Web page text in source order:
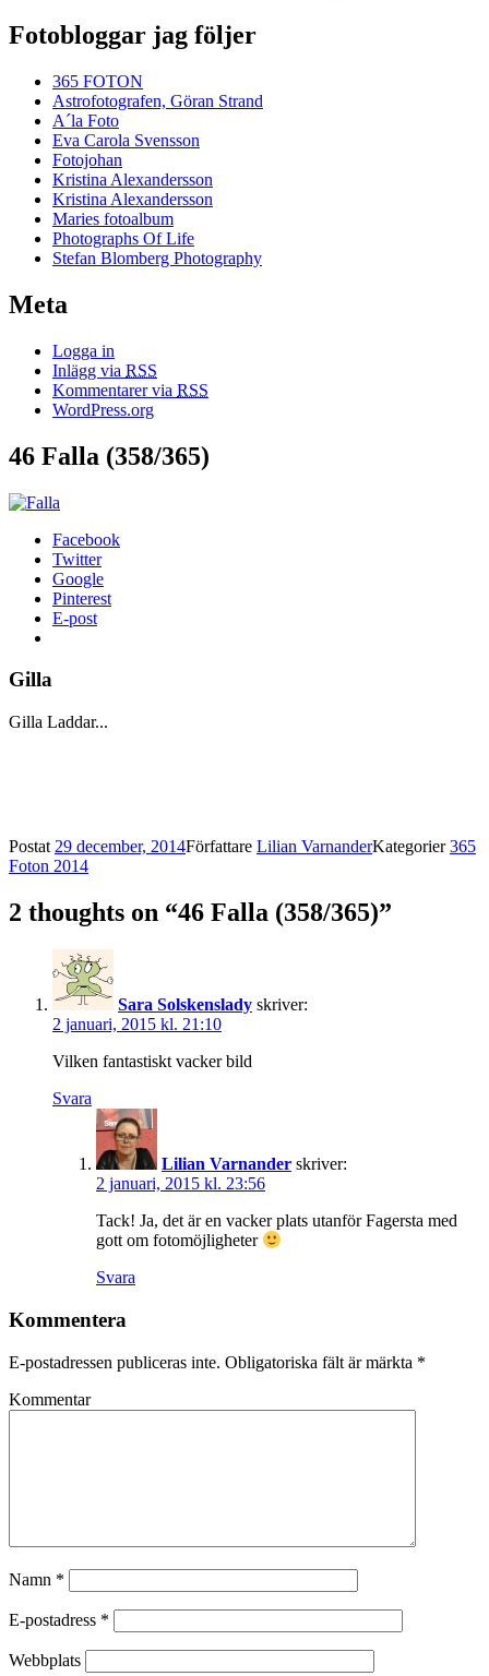
Fotobloggar jag följer
365 FOTON
Astrofotografen, Göran Strand
A´la Foto
Eva Carola Svensson
Fotojohan
Kristina Alexandersson
Kristina Alexandersson
Maries fotoalbum
Photographs Of Life
Stefan Blomberg Photography
Meta
Logga in
Inlägg via RSS
Kommentarer via RSS
WordPress.org
46 Falla (358/365)
Facebook
Twitter
Google
Pinterest
E-post
Gilla
Gilla Laddar...
Postat 29 december, 2014Författare Lilian VarnanderKategorier365
Foton 2014
2 thoughts on “46 Falla (358/365)”
Sara Solskenslady skriver:
2 januari, 2015 kl. 21:10
Vilken fantastiskt vacker bild
Svara
Lilian Varnander skriver:
2 januari, 2015 kl. 23:56
Tack! Ja, det är en vacker plats utanför Fagersta med
gott om fotomöjligheter
Svara
Kommentera
E-postadressen publiceras inte. Obligatoriska fält är märkta *
Kommentar
Namn *
E-postadress *
Webbplats